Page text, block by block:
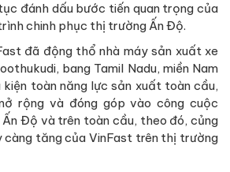
đánh dấu bước tiến quan trọng của
chinh phục thị trường Ấn Độ.
đã động thổ nhà máy sản xuất xe
bang Tamil Nadu, miền Nam
toàn năng lực sản xuất toàn cầu,
rộng và đóng góp vào công cuộc
Độ và trên toàn cầu, theo đó, củng
càng tăng của VinFast trên thị trường